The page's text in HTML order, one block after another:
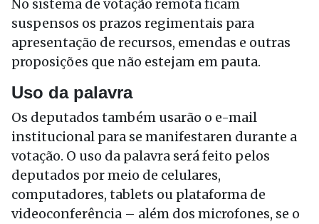
No sistema de votação remota ficam
suspensos os prazos regimentais para
apresentação de recursos, emendas e outras
proposições que não estejam em pauta.
Uso da palavra
Os deputados também usarão o e-mail
institucional para se manifestaren durante a
votação. O uso da palavra será feito pelos
deputados por meio de celulares,
computadores, tablets ou plataforma de
videoconferência – além dos microfones, se o